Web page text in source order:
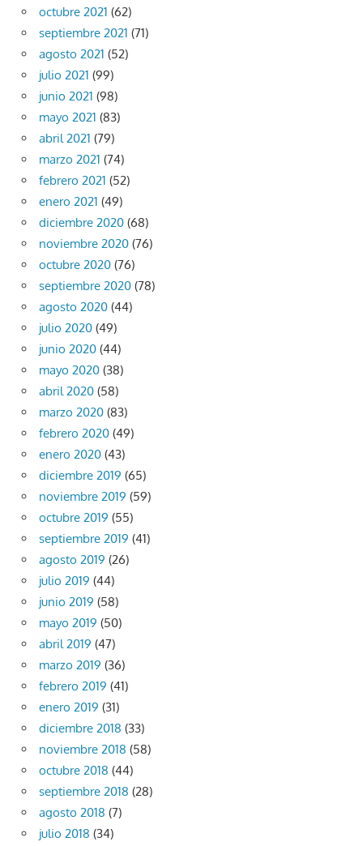
octubre 2021 (62)
septiembre 2021 (71)
agosto 2021 (52)
julio 2021 (99)
junio 2021 (98)
mayo 2021 (83)
abril 2021 (79)
marzo 2021 (74)
febrero 2021 (52)
enero 2021 (49)
diciembre 2020 (68)
noviembre 2020 (76)
octubre 2020 (76)
septiembre 2020 (78)
agosto 2020 (44)
julio 2020 (49)
junio 2020 (44)
mayo 2020 (38)
abril 2020 (58)
marzo 2020 (83)
febrero 2020 (49)
enero 2020 (43)
diciembre 2019 (65)
noviembre 2019 (59)
octubre 2019 (55)
septiembre 2019 (41)
agosto 2019 (26)
julio 2019 (44)
junio 2019 (58)
mayo 2019 (50)
abril 2019 (47)
marzo 2019 (36)
febrero 2019 (41)
enero 2019 (31)
diciembre 2018 (33)
noviembre 2018 (58)
octubre 2018 (44)
septiembre 2018 (28)
agosto 2018 (7)
julio 2018 (34)